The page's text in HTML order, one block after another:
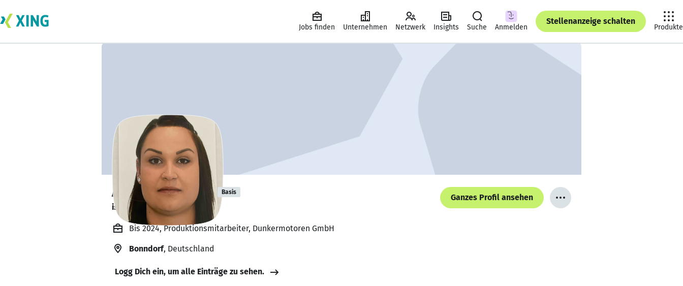
Jobs finden Unternehmen Netzwerk Insights Suche Anmelden
Stellenanzeige schalten
Produkte
Angelina Ettlich Basis
ist offen für Projekte. 🔎
Ganzes Profil ansehen
Bis 2024, Produktionsmitarbeiter, Dunkermotoren GmbH
Bonndorf, Deutschland
Logg Dich ein, um alle Einträge zu sehen.